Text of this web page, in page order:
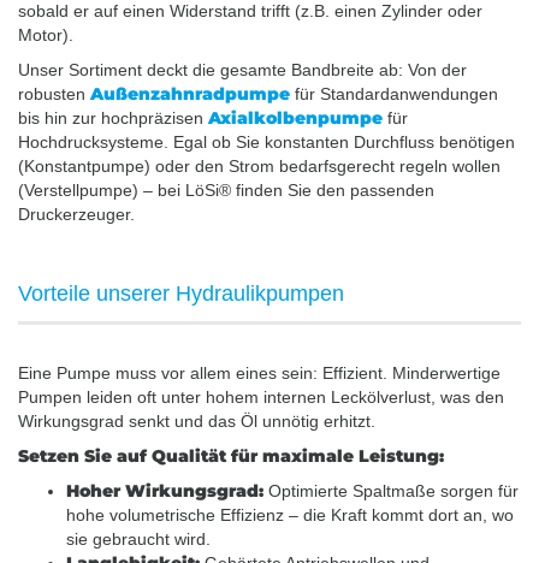
sobald er auf einen Widerstand trifft (z.B. einen Zylinder oder
Motor).
Unser Sortiment deckt die gesamte Bandbreite ab: Von der
robusten Außenzahnradpumpe für Standardanwendungen
bis hin zur hochpräzisen Axialkolbenpumpe für
Hochdrucksysteme. Egal ob Sie konstanten Durchfluss benötigen
(Konstantpumpe) oder den Strom bedarfsgerecht regeln wollen
(Verstellpumpe) – bei LöSi® finden Sie den passenden
Druckerzeuger.
Vorteile unserer Hydraulikpumpen
Eine Pumpe muss vor allem eines sein: Effizient. Minderwertige
Pumpen leiden oft unter hohem internen Leckölverlust, was den
Wirkungsgrad senkt und das Öl unnötig erhitzt.
Setzen Sie auf Qualität für maximale Leistung:
Hoher Wirkungsgrad: Optimierte Spaltmaße sorgen für
hohe volumetrische Effizienz – die Kraft kommt dort an, wo
sie gebraucht wird.